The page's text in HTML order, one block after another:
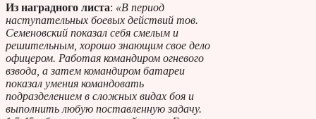
Из наградного листа: «В период
наступательных боевых действий тов.
Семеновский показал себя смелым и
решительным, хорошо знающим свое дело
офицером. Работая командиром огневого
взвода, а затем командиром батареи
показал умения командовать
подразделением в сложных видах боя и
выполнить любую поставленную задачу.